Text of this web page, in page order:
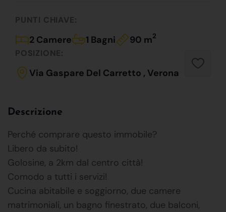
PUNTI CHIAVE:
2 Camere 1 Bagni 90 m2
POSIZIONE:
Via Gaspare Del Carretto , Verona
Descrizione
Perché comprare questo immobile?
Libero da subito!
Golosine, a 2km dal centro città!
Comodo a tutti i servizi!
Cucina abitabile e soggiorno, due camere
matrimoniali, un bagno finestrato, due balconi,